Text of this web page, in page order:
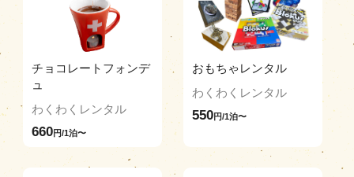
チョコレートフォンデ
ュ
わくわくレンタル
660円/1泊〜
おもちゃレンタル
わくわくレンタル
550円/1泊〜